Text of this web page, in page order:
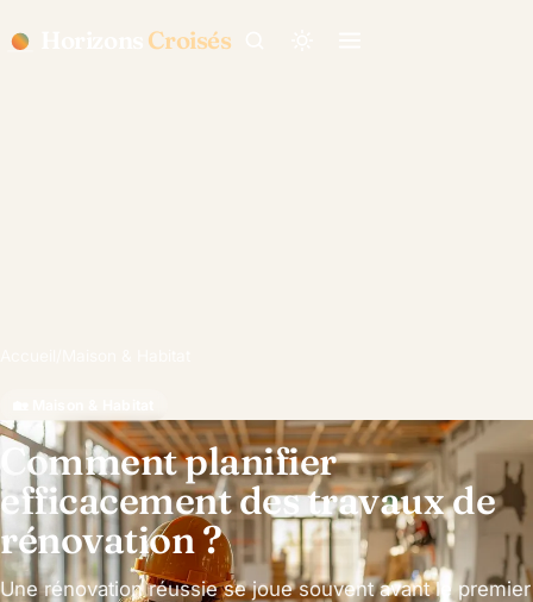
Croisés
Comment planifier
efficacement des travaux de
rénovation ?
Une rénovation réussie se joue souvent avant le premier